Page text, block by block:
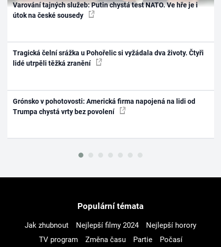
Varování tajných služeb: Putin chystá test NATO. Ve hře je i
útok na české sousedy
Tragická čelní srážka u Pohořelic si vyžádala dva životy. Čtyři
lidé utrpěli těžká zranění
Grónsko v pohotovosti: Americká firma napojená na lidi od
Trumpa chystá vrty bez povolení
Populární témata
Jak zhubnout Nejlepší filmy 2024
Nejlepší horory
TV program
Změna času Partie
Počasí